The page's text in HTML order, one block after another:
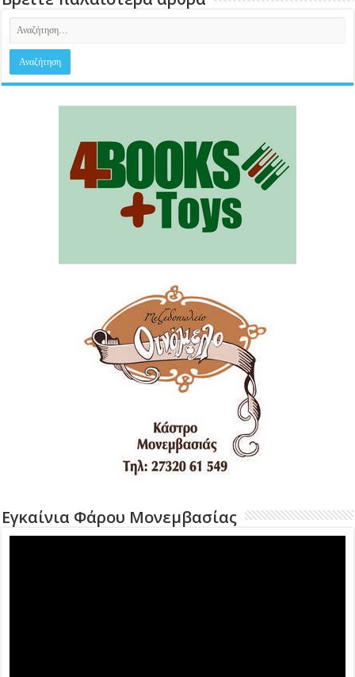
Εγκαίνια Φάρου Μονεμβασίας